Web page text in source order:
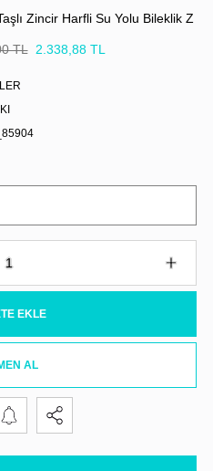
Zincir Harfli Su Yolu Bileklik Z
TL 2.338,88 TL
EKLE
AL